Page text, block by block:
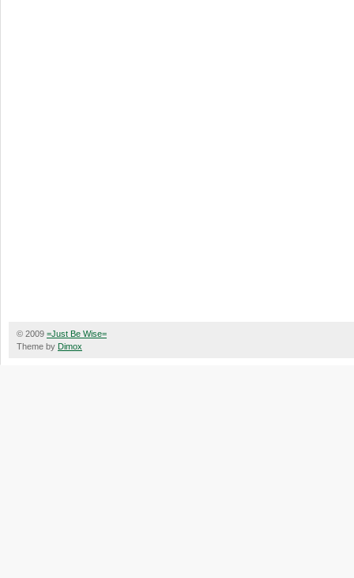
© 2009 =Just Be Wise=
Theme by Dimox